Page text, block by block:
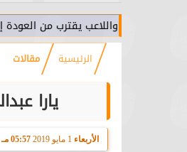
واللاعب يقترب من العودة إلى القاهرة
الرئيسية مقالات
يارا عبدالقوى
الأربعاء 1 مايو 2019 05:57 مـ